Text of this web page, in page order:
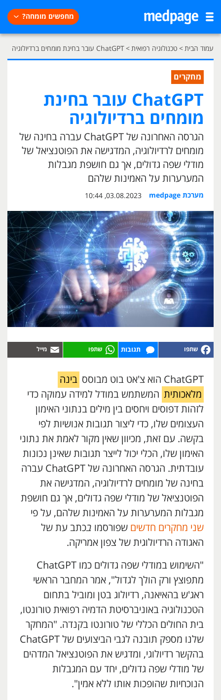
מחפשים מומחה?
עמוד הבית> טכנולוגיה רפואית>ChatGPT עובר בחינת מומחים ברדיולוגיה
מחקרים
ChatGPT עובר בחינת
מומחים ברדיולוגיה
הגרסה האחרונה של ChatGPT עברה בחינה של
מומחים לרדיולוגיה, המדגישה את הפוטנציאל של
מודלי שפה גדולים, אך גם חושפת מגבלות
המערערות על האמינות שלהם
מערכת medpage 03.08.2023, 10:44
תגובות
ChatGPT הוא צ'אט בוט מבוסס
בינה
מלאכותית המשתמש במודל למידה עמוקה כדי
לזהות דפוסים ויחסים בין מילים בנתוני האימון
העצומים שלו, כדי ליצור תגובות אנושיות לפי
בקשה. עם זאת, מכיוון שאין מקור לאמת את נתוני
האימון שלו, הכלי יכול לייצר תגובות שאינן נכונות
עובדתית. הגרסה האחרונה של ChatGPT עברה
בחינה של מומחים לרדיולוגיה, המדגישה את
הפוטנציאל של מודלי שפה גדולים, אך גם חושפת
מגבלות המערערות על האמינות שלהם, על פי
שני מחקרים חדשים שפורסמו בכתב עת של
האגודה הרדיולוגית של צפון אמריקה.
"השימוש במודלי שפה גדולים כמו ChatGPT
מתפוצץ ורק הולך לגדול", אמר המחבר הראשי
ראג'ש בהאיאנה, רדיולוג בטן ומוביל בתחום
הטכנולוגיה באוניברסיטת הדמיה רפואית טורונטו,
בית החולים הכללי של טורונטו בקנדה. "המחקר
שלנו מספק תובנה לגבי הביצועים של ChatGPT
בהקשר רדיולוגי, ומדגיש את הפוטנציאל המדהים
של מודלי שפה גדולים, יחד עם המגבלות
הנוכחיות שהופכות אותו ללא אמין".